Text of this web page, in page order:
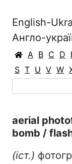
English-
Англо-
A B C D
S T U V W
aerial
bomb /
(іст.)